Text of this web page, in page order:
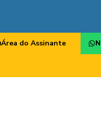
Área do Assinante